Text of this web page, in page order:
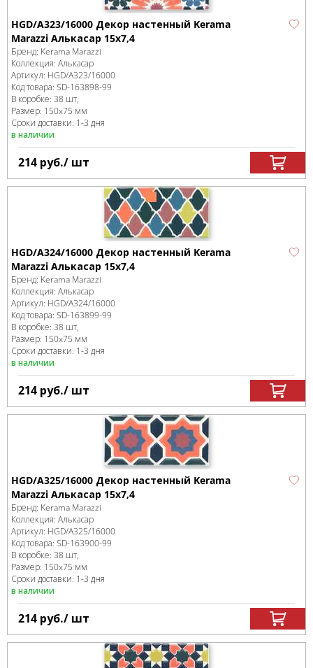
HGD/A323/16000 Декор настенный Kerama
Marazzi Алькасар 15x7,4
Бренд: Kerama Marazzi
Коллекция: Алькасар
Артикул: HGD/A323/16000
Код товара: SD-163898-99
В коробке: 38 шт,
Размер: 150x75 мм
Сроки доставки: 1-3 дня
в наличии
214 руб./ шт
HGD/A324/16000 Декор настенный Kerama
Marazzi Алькасар 15x7,4
Бренд: Kerama Marazzi
Коллекция: Алькасар
Артикул: HGD/A324/16000
Код товара: SD-163899-99
В коробке: 38 шт,
Размер: 150x75 мм
Сроки доставки: 1-3 дня
в наличии
214 руб./ шт
HGD/A325/16000 Декор настенный Kerama
Marazzi Алькасар 15x7,4
Бренд: Kerama Marazzi
Коллекция: Алькасар
Артикул: HGD/A325/16000
Код товара: SD-163900-99
В коробке: 38 шт,
Размер: 150x75 мм
Сроки доставки: 1-3 дня
в наличии
214 руб./ шт